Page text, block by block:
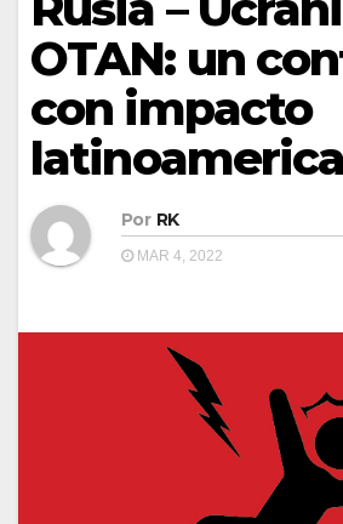
OTAN: un
con impacto
Por RK
MAR 4, 2022